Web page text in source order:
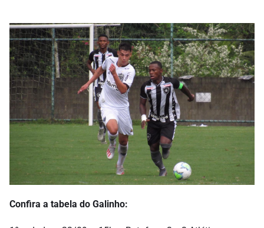
Confira a tabela do Galinho: